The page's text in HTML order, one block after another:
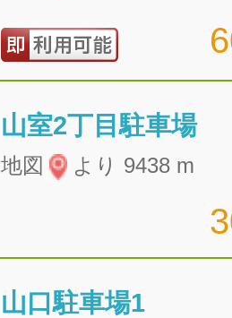
山室2丁目駐車場
地図 より 9438 m
山口駐車場1